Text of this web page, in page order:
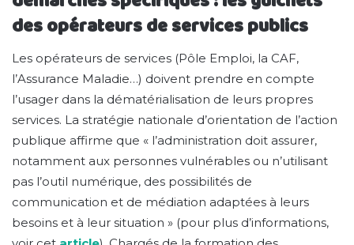
des opérateurs de services publics
Les opérateurs de services (Pôle Emploi, la CAF,
l’Assurance Maladie…) doivent prendre en compte
l’usager dans la dématérialisation de leurs propres
services. La stratégie nationale d’orientation de l’action
publique affirme que « l’administration doit assurer,
notamment aux personnes vulnérables ou n’utilisant
pas l’outil numérique, des possibilités de
communication et de médiation adaptées à leurs
besoins et à leur situation » (pour plus d’informations,